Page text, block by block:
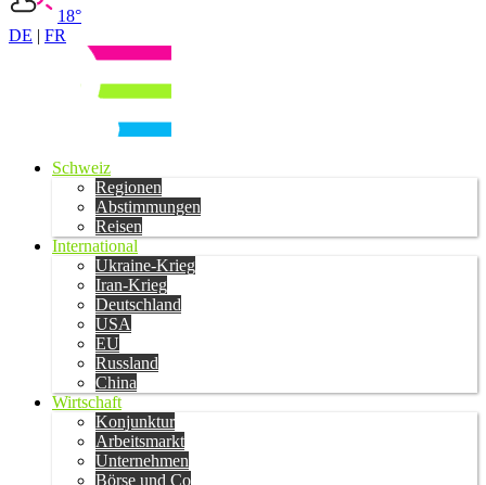
18°
DE | FR
Schweiz
Regionen
Abstimmungen
Reisen
International
Ukraine-Krieg
Iran-Krieg
Deutschland
USA
EU
Russland
China
Wirtschaft
Konjunktur
Arbeitsmarkt
Unternehmen
Börse und Co